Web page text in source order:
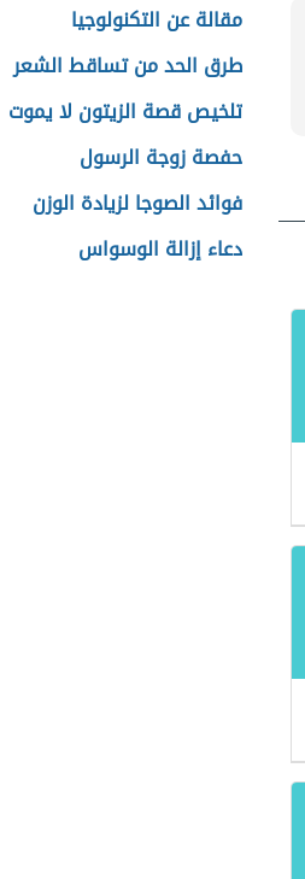
مقالة عن التكنولوجيا
طرق الحد من تساقط الشعر
تلخيص قصة الزيتون لا يموت
حفصة زوجة الرسول
فوائد الصوجا لزيادة الوزن
دعاء إزالة الوسواس